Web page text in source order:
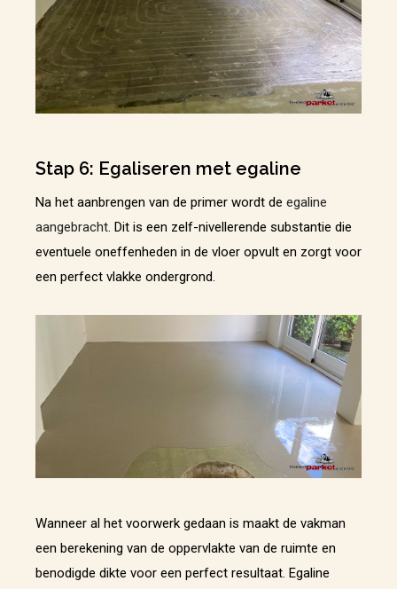
Stap 6: Egaliseren met egaline
Na het aanbrengen van de primer wordt de egaline
aangebracht. Dit is een zelf-nivellerende substantie die
eventuele oneffenheden in de vloer opvult en zorgt voor
een perfect vlakke ondergrond.
Wanneer al het voorwerk gedaan is maakt de vakman
een berekening van de oppervlakte van de ruimte en
benodigde dikte voor een perfect resultaat. Egaline